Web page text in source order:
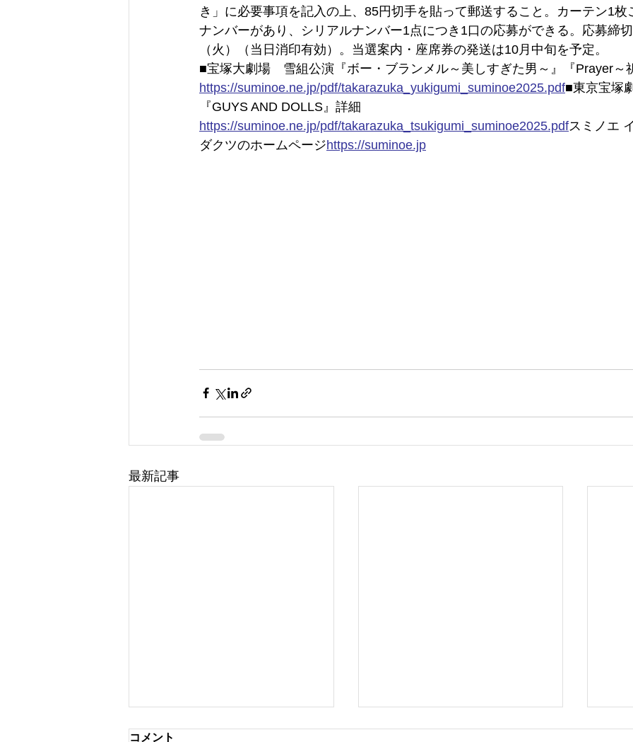
き」に必要事項を記入の上、85円切手を貼って郵送すること。カーテン1枚
ナンバーがあり、シリアルナンバー1点につき1口の応募ができる。応募締
（火）（当日消印有効）。当選案内・座席券の発送は10月中旬を予定。
■宝塚大劇場　雪組公演『ボー・ブランメル～美しすぎた男～』『Prayer～
https://suminoe.ne.jp/pdf/takarazuka_yukigumi_suminoe2025.pdf■東京宝塚
『GUYS AND DOLLS』詳細
https://suminoe.ne.jp/pdf/takarazuka_tsukigumi_suminoe2025.pdfスミノエ
ダクツのホームページhttps://suminoe.jp
最新記事
コメント